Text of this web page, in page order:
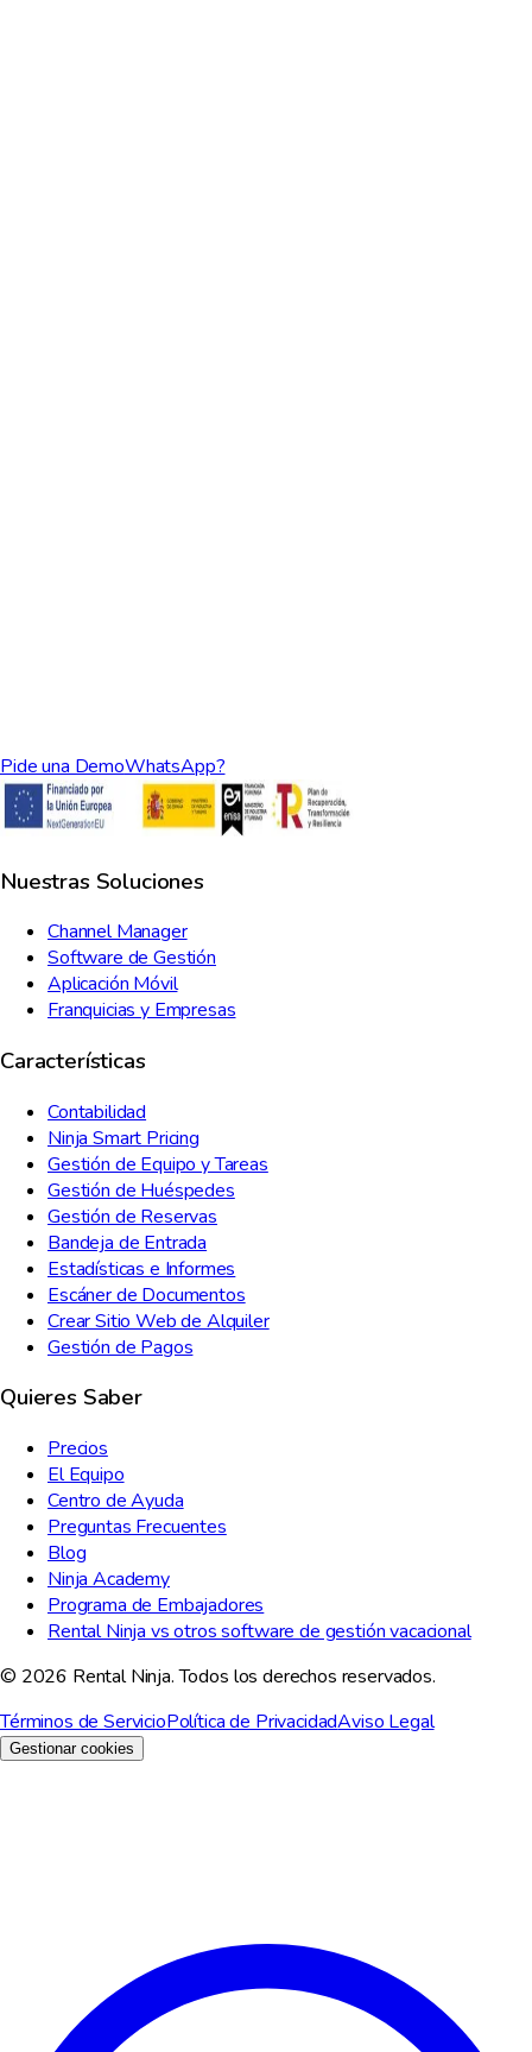
Pide una DemoWhatsApp?
Nuestras Soluciones
Channel Manager
Software de Gestión
Aplicación Móvil
Franquicias y Empresas
Características
Contabilidad
Ninja Smart Pricing
Gestión de Equipo y Tareas
Gestión de Huéspedes
Gestión de Reservas
Bandeja de Entrada
Estadísticas e Informes
Escáner de Documentos
Crear Sitio Web de Alquiler
Gestión de Pagos
Quieres Saber
Precios
El Equipo
Centro de Ayuda
Preguntas Frecuentes
Blog
Ninja Academy
Programa de Embajadores
Rental Ninja vs otros software de gestión vacacional
© 2026 Rental Ninja. Todos los derechos reservados.
Términos de ServicioPolítica de PrivacidadAviso Legal
Gestionar cookies
Usamos cookies para mejorar tu experiencia, analizar el trafico del
sitio y con fines de marketing. Puedes elegir que cookies aceptar.